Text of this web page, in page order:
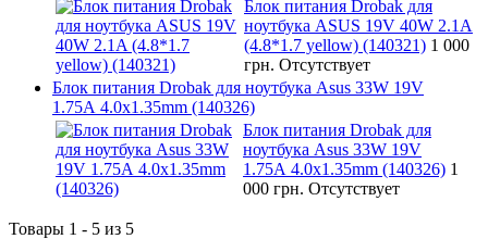
Блок питания Drobak для
ноутбука ASUS 19V 40W 2.1A
(4.8*1.7 yellow) (140321) 1 000
грн. Отсутствует
Блок питания Drobak для ноутбука Asus 33W 19V
1.75A 4.0х1.35mm (140326)
Блок питания Drobak для
ноутбука Asus 33W 19V
1.75A 4.0х1.35mm (140326) 1
000 грн. Отсутствует
Товары 1 - 5 из 5